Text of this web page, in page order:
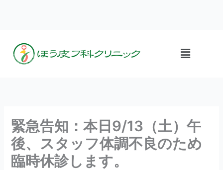
メ
ニ
緊急告知：本日9/13（土）午
後、スタッフ体調不良のため
臨時休診します。